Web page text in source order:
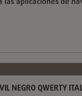
NEGRO QWERTY